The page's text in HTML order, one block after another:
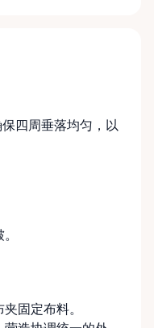
四周垂落均匀，以
固定布料。